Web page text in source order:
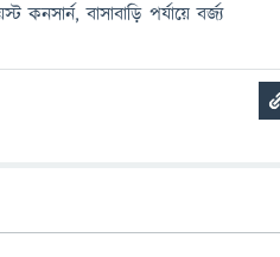
বাসাবাড়ি পর্যায়ে বর্জ্য